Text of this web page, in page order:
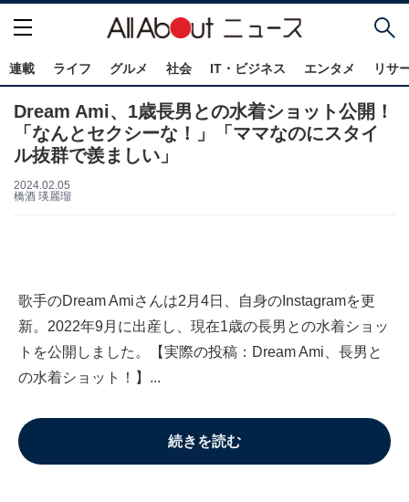
連載 ライフ グルメ 社会 IT・ビジネス エンタメ リサ
Dream Ami、1歳長男との水着ショット公開！
「なんとセクシーな！」「ママなのにスタイ
ル抜群で羨ましい」
2024.02.05
橋酒 瑛麗瑠
歌手のDream Amiさんは2月4日、自身のInstagramを更
新。2022年9月に出産し、現在1歳の長男との水着ショッ
トを公開しました。【実際の投稿：Dream Ami、長男と
の水着ショット！】...
続きを読む